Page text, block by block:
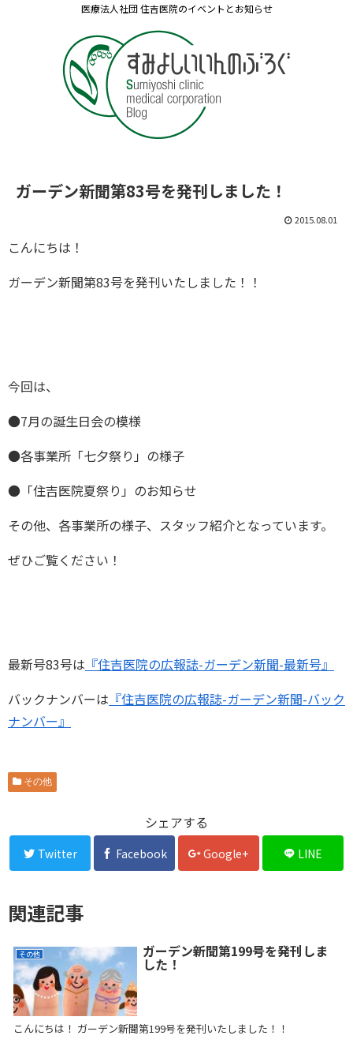
医療法人社団 住吉医院のイベントとお知らせ
ガーデン新聞第83号を発刊しました！
2015.08.01
こんにちは！
ガーデン新聞第83号を発刊いたしました！！
今回は、
●7月の誕生日会の模様
●各事業所「七夕祭り」の様子
●「住吉医院夏祭り」のお知らせ
その他、各事業所の様子、スタッフ紹介となっています。
ぜひご覧ください！
最新号83号は 『住吉医院の広報誌-ガーデン新聞-最新号』
バックナンバーは 『住吉医院の広報誌-ガーデン新聞-バック
ナンバー』
その他
シェアする
Twitter Facebook Google+ LINE
関連記事
その他 ガーデン新聞第199号を発刊しま
した！
こんにちは！ ガーデン新聞第199号を発刊いたしました！！